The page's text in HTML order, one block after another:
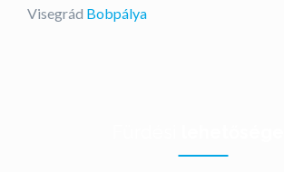
Visegrád Bobpálya